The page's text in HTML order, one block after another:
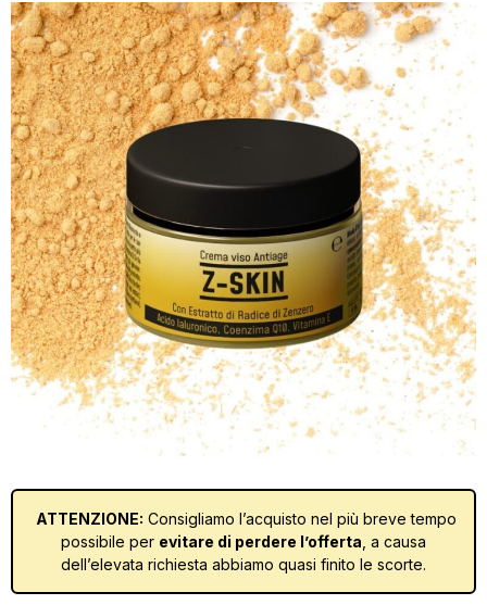
ATTENZIONE: Consigliamo l’acquisto nel più breve tempo
possibile per evitare di perdere l’offerta , a causa
dell’elevata richiesta abbiamo quasi finito le scorte.